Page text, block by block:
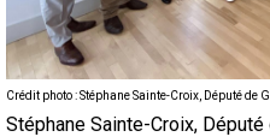
Crédit photo : Stéphane Sainte-Croix, Député de
Stéphane Sainte-Croix,